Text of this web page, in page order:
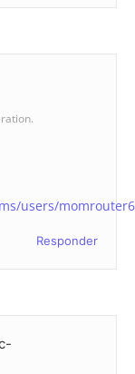
users/
Responder